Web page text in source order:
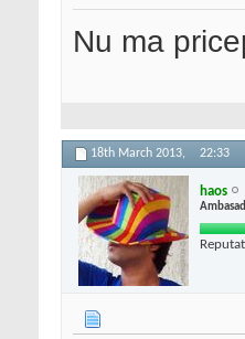
Nu ma
18th March 2013, 22:33
haos